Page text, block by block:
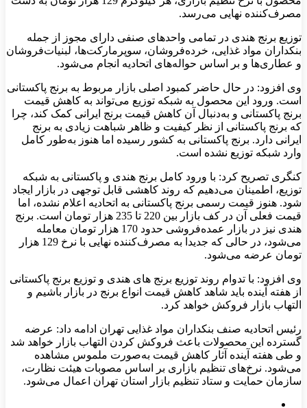
مصرف‌کننده نهایی می‌رسد.
توزیع برنج هندی در تمامی واحدهای صنفی دارای مجوز از جمله
بنکداران مواد غذایی، خرده‌فروشان، سوپرمارکت‌ها، لبنیات‌فروشان
و عطاری‌ها و بر اساس حواله‌های اتحادیه انجام می‌شود.
وی افزود: در حال حاضر کمبود اصلی بازار مربوط به برنج پاکستانی
است. ورود این محصول به شبکه توزیع می‌تواند به کاهش قیمت
برنج پاکستانی و به‌دنبال آن کاهش قیمت برنج ایرانی کمک کند، چرا
که برنج پاکستانی از نظر کیفیت و ظاهر شباهت زیادی به برنج
ایرانی دارد. برنج پاکستانی به کشور رسیده اما هنوز به‌طور کامل
وارد شبکه توزیع نشده است.
کنگری تصریح کرد: با ورود کامل برنج هندی و پاکستانی به شبکه
توزیع، اطمینان می‌دهیم که روند کاهشی قابل توجهی در بازار ایجاد
شود. هنوز قیمت رسمی برنج پاکستانی به اتحادیه اعلام نشده، اما
قیمت فعلی آن در کف بازار بین 220 تا 235 هزار تومان است. برنج
هندی نیز در بازار عمده‌فروشی حدود 170 هزار تومان معامله
می‌شود، در حالی که جدیدا به مصرف‌کننده نهایی با نرخ 129 هزار
تومان عرضه می‌شود.
وی افزود: با تدوام روند توزیع برنج های هندی و توزیع برنج پاکستانی
از هفته آینده باید شاهد کاهش قیمت انواع برنج در بازار باشیم و
التهاب بازار فروکش خواهد کرد.
رئیس اتحادیه صنف بنکداران مواد غذایی تهران ادامه داد: عرضه
گسترده این محصولات باعث فروکش کردن التهاب بازار خواهد شد
و طی هفته آینده آثار کاهش قیمت به‌صورت ملموس مشاهده
می‌شود. نرخ‌های تنظیم بازاری بر اساس مصوبات هیئت نظارت،
سازمان حمایت و ستاد تنظیم بازار استان تهران اعمال می‌شود.